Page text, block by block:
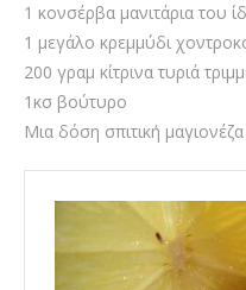
1 κονσέρβα μανιτάρια του
1 μεγάλο κρεμμύδι
200 γραμ κίτρινα τυριά
1κσ βούτυρο
Μια δόση σπιτική